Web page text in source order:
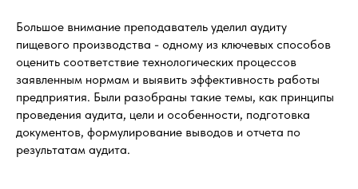
Большое внимание преподаватель уделил аудиту
пищевого производства - одному из ключевых способов
оценить соответствие технологических процессов
заявленным нормам и выявить эффективность работы
предприятия. Были разобраны такие темы, как принципы
проведения аудита, цели и особенности, подготовка
документов, формулирование выводов и отчета по
результатам аудита.